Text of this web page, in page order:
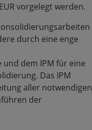
vorgelegt werden.
durch eine enge
und dem IPM für eine
Das IPM
aller notwendigen
der